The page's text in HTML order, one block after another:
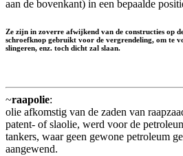
aan de bovenkant) in een bepaalde
Ze zijn in zoverre afwijkend van de constructies op
schroefknop gebruikt voor de vergrendeling, om te
slingeren, enz. toch dicht zal slaan.
~raapolie:
olie afkomstig van de zaden van
patent- of slaolie, werd voor de
tankers, waar geen gewone petroleum
aangewend.